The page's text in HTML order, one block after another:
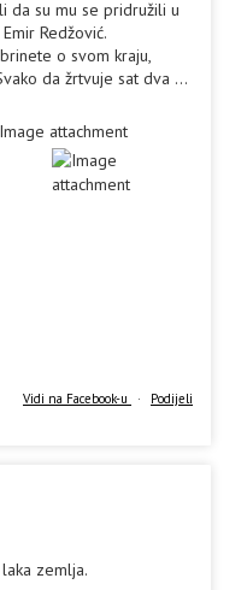
da su mu se pridružili u
Redžović.
o svom kraju,
da žrtvuje sat dva ...
Vidi na Facebook-u · Podijeli
zemlja.